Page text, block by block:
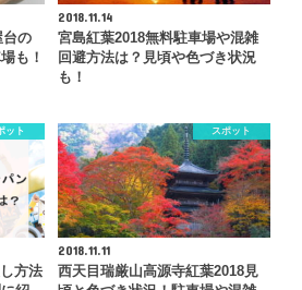
台の
も！
2018.11.14
宮島紅葉2018無料駐車場や混雑
回避方法は？見頃や色づき状況
も！
ット
方法
スポット
2018.11.11
西天目瑞厳山高源寺紅葉2018見